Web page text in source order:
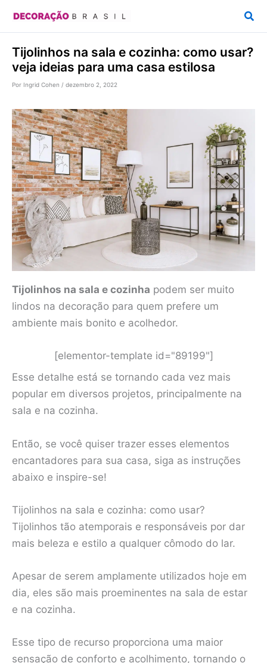
conteúdo
Tijolinhos na sala e cozinha: como usar?
veja ideias para uma casa estilosa
Por Ingrid Cohen / dezembro 2, 2022
Tijolinhos na sala e cozinha podem ser muito
lindos na decoração para quem prefere um
ambiente mais bonito e acolhedor.
[elementor-template id="89199"]
Esse detalhe está se tornando cada vez mais
popular em diversos projetos, principalmente na
sala e na cozinha.
Então, se você quiser trazer esses elementos
encantadores para sua casa, siga as instruções
abaixo e inspire-se!
Tijolinhos na sala e cozinha: como usar?
Tijolinhos tão atemporais e responsáveis ​​por dar
mais beleza e estilo a qualquer cômodo do lar.
Apesar de serem amplamente utilizados hoje em
dia, eles são mais proeminentes na sala de estar
e na cozinha.
Esse tipo de recurso proporciona uma maior
sensação de conforto e acolhimento, tornando o